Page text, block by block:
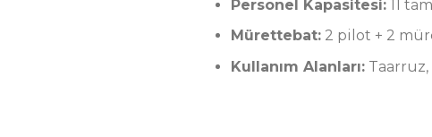
Personel Kapasitesi:11
Mürettebat:2 pilot + 2
Kullanım Alanları:Taarruz,